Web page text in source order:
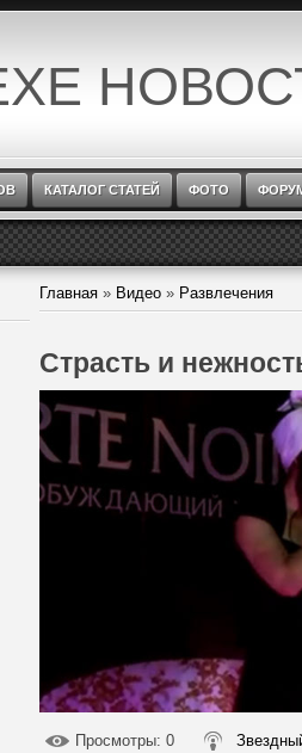
КАТАЛОГ СТАТЕЙ ФОТО
Главная » Видео » Развлечения
Страсть и
Просмотры: 0